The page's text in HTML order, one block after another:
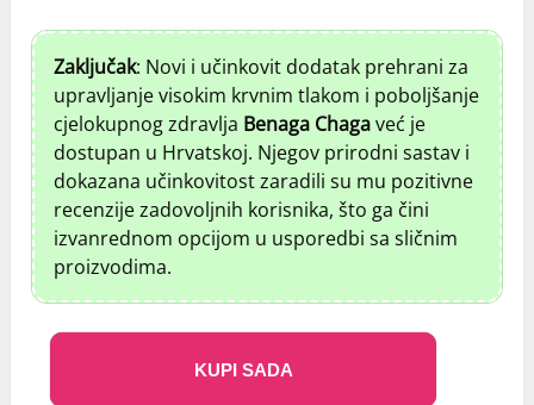
Zaključak: Novi i učinkovit dodatak prehrani za
upravljanje visokim krvnim tlakom i poboljšanje
cjelokupnog zdravlja Benaga Chagaveć je
dostupan u Hrvatskoj. Njegov prirodni sastav i
dokazana učinkovitost zaradili su mu pozitivne
recenzije zadovoljnih korisnika, što ga čini
izvanrednom opcijom u usporedbi sa sličnim
proizvodima.
KUPI SADA